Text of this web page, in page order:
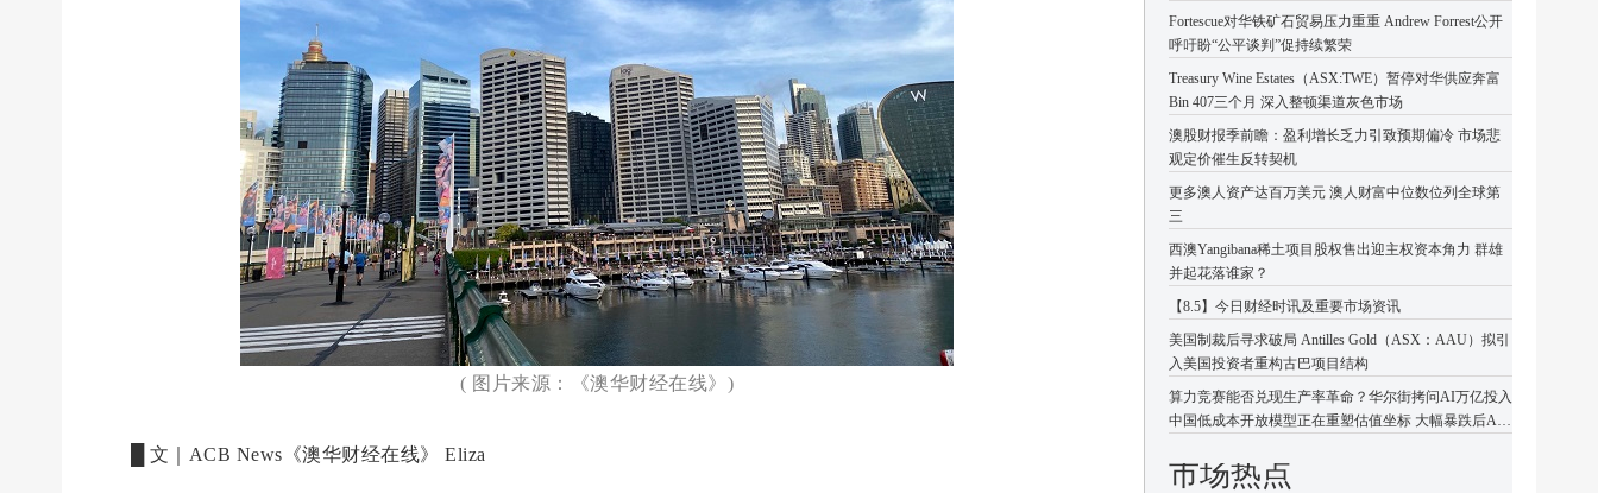
( 图片来源：《澳华财经在线》)
█ 文｜ACB News《澳华财经在线》 Eliza
Fortescue对华铁矿石贸易压力重重 Andrew Forrest公开
呼吁盼“公平谈判”促持续繁荣
Treasury Wine Estates（ASX:TWE）暂停对华供应奔富
Bin 407三个月 深入整顿渠道灰色市场
澳股财报季前瞻：盈利增长乏力引致预期偏冷 市场悲
观定价催生反转契机
更多澳人资产达百万美元 澳人财富中位数位列全球第
三
西澳Yangibana稀土项目股权售出迎主权资本角力 群雄
并起花落谁家？
【8.5】今日财经时讯及重要市场资讯
美国制裁后寻求破局 Antilles Gold（ASX：AAU）拟引
入美国投资者重构古巴项目结构
算力竞赛能否兑现生产率革命？华尔街拷问AI万亿投入
中国低成本开放模型正在重塑估值坐标 大幅暴跌后AI
市场热点